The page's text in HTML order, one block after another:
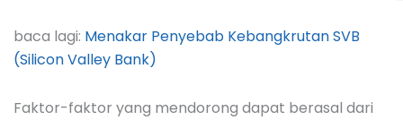
baca lagi: Menakar Penyebab Kebangkrutan SVB
(Silicon Valley Bank)
Faktor-faktor yang mendorong dapat berasal dari